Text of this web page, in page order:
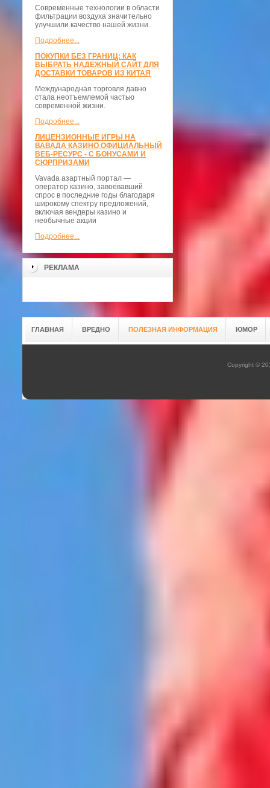
Современные технологии в области
фильтрации воздуха значительно
улучшили качество нашей жизни.
Подробнее...
ПОКУПКИ БЕЗ ГРАНИЦ: КАК
ВЫБРАТЬ НАДЕЖНЫЙ САЙТ ДЛЯ
ДОСТАВКИ ТОВАРОВ ИЗ КИТАЯ
Международная торговля давно
стала неотъемлемой частью
современной жизни.
Подробнее...
ЛИЦЕНЗИОННЫЕ ИГРЫ НА
ВАВАДА КАЗИНО ОФИЦИАЛЬНЫЙ
ВЕБ-РЕСУРС - С БОНУСАМИ И
СЮРПРИЗАМИ
Vavada азартный портал —
оператор казино, завоевавший
спрос в последние годы благодаря
широкому спектру предложений,
включая вендеры казино и
необычные акции
Подробнее...
РЕКЛАМА
ГЛАВНАЯ ВРЕДНО ПОЛЕЗНАЯ ИНФОРМАЦИЯ ЮМОР
Copyright ©